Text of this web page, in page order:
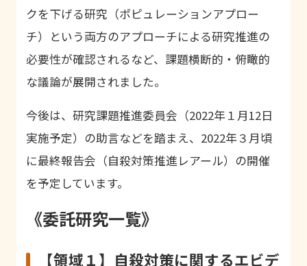
クを下げる研究（ポピュレーションアプロー
チ）という両方のアプローチによる研究推進の
必要性が確認されるなど、課題横断的・俯瞰的
な議論が展開されました。
今後は、研究課題推進委員会（2022年１月12日
実施予定）の助言などを踏まえ、2022年３月頃
に最終報告会（自殺対策推進レアール）の開催
を予定しています。
《委託研究一覧》
【領域１】自殺対策に関するエビデ